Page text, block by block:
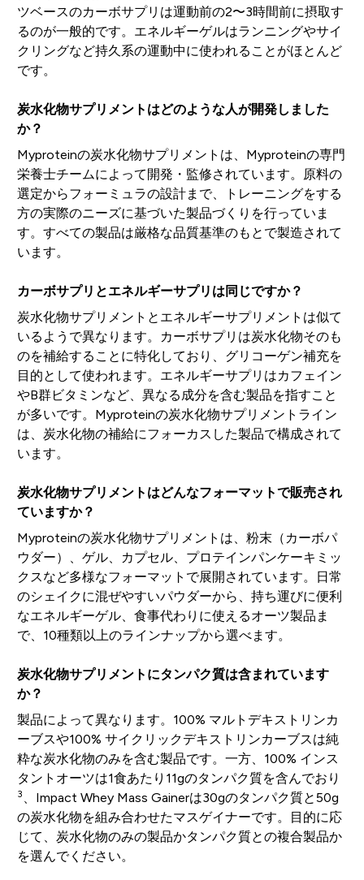
ツベースのカーボサプリは運動前の2〜3時間前に摂取す
るのが一般的です。エネルギーゲルはランニングやサイ
クリングなど持久系の運動中に使われることがほとんど
です。
炭水化物サプリメントはどのような人が開発しました
か？
Myproteinの炭水化物サプリメントは、Myproteinの専門
栄養士チームによって開発・監修されています。原料の
選定からフォーミュラの設計まで、トレーニングをする
方の実際のニーズに基づいた製品づくりを行っていま
す。すべての製品は厳格な品質基準のもとで製造されて
います。
カーボサプリとエネルギーサプリは同じですか？
炭水化物サプリメントとエネルギーサプリメントは似て
いるようで異なります。カーボサプリは炭水化物そのも
のを補給することに特化しており、グリコーゲン補充を
目的として使われます。エネルギーサプリはカフェイン
やB群ビタミンなど、異なる成分を含む製品を指すこと
が多いです。Myproteinの炭水化物サプリメントライン
は、炭水化物の補給にフォーカスした製品で構成されて
います。
炭水化物サプリメントはどんなフォーマットで販売され
ていますか？
Myproteinの炭水化物サプリメントは、粉末（カーボパ
ウダー）、ゲル、カプセル、プロテインパンケーキミッ
クスなど多様なフォーマットで展開されています。日常
のシェイクに混ぜやすいパウダーから、持ち運びに便利
なエネルギーゲル、食事代わりに使えるオーツ製品ま
で、10種類以上のラインナップから選べます。
炭水化物サプリメントにタンパク質は含まれています
か？
製品によって異なります。100% マルトデキストリンカ
ーブスや100% サイクリックデキストリンカーブスは純
粋な炭水化物のみを含む製品です。一方、100% インス
タントオーツは1食あたり11gのタンパク質を含んでおり
3
、Impact Whey Mass Gainerは30gのタンパク質と50g
の炭水化物を組み合わせたマスゲイナーです。目的に応
じて、炭水化物のみの製品かタンパク質との複合製品か
を選んでください。